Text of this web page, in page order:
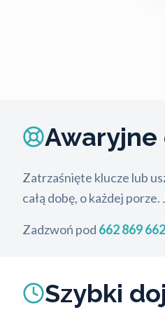
Awaryjne
Zatrzaśnięte klucze lub
całą dobę, o każdej
Zadzwoń pod 662 869 662
Szybki